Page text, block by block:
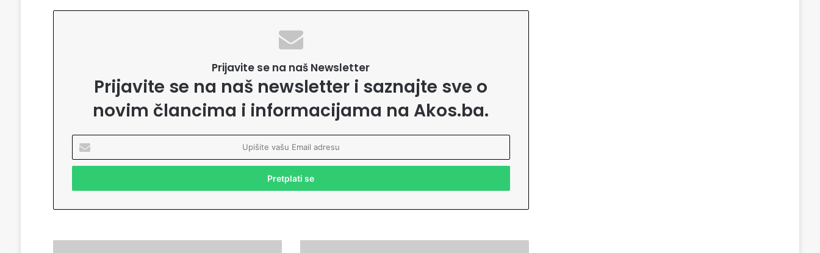
Prijavite se na naš Newsletter
Prijavite se na naš newsletter i saznajte sve o
novim člancima i informacijama na Akos.ba.
i
i
a